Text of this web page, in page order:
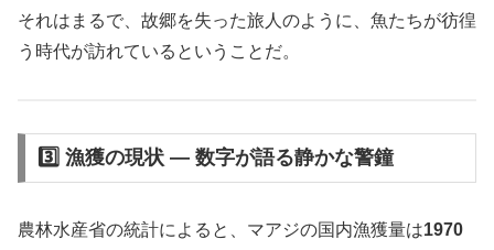
それはまるで、故郷を失った旅人のように、魚たちが彷徨
う時代が訪れているということだ。
3️⃣ 漁獲の現状 ― 数字が語る静かな警鐘
農林水産省の統計によると、マアジの国内漁獲量は1970